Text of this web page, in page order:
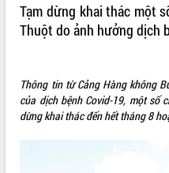
LÃNH ĐẠO UBND TỈNH
SỞ, BAN, NGÀNH
Tạm dừng khai thác một
Thuột do ảnh hưởng dịch
Thông tin từ Cảng Hàng không
của dịch bệnh Covid-19, một số
dừng khai thác đến hết tháng 8